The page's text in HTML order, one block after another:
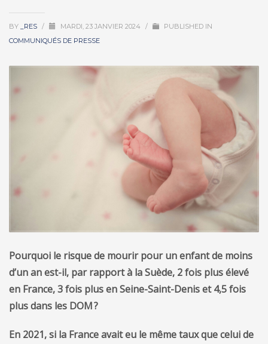
BY _RES / MARDI, 23 JANVIER 2024 /
PUBLISHED IN
COMMUNIQUÉS DE PRESSE
Pourquoi le risque de mourir pour un enfant de moins
d’un an est-il, par rapport à la Suède, 2 fois plus élevé
en France, 3 fois plus en Seine-Saint-Denis et 4,5 fois
plus dans les DOM ?
En 2021, si la France avait eu le même taux que celui de